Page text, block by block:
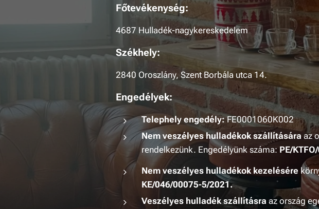
Főtevékenység:
4687 Hulladék-nagykereskedelem
Székhely:
2840 Oroszlány, Szent Borbála utca 14.
Engedélyek:
Telephely engedély:FE0001060K002
Nem veszélyes hulladékok szállításáraaz
rendelkezünk. Engedélyünk száma: PE/
Nem veszélyes hulladékok kezelésére
KE/046/00075-5/2021.
Veszélyes hulladék szállításra az ország